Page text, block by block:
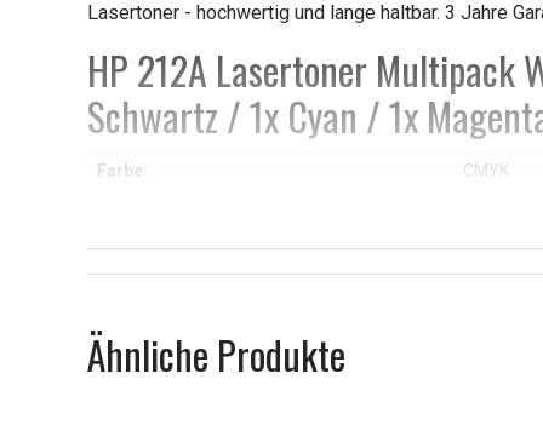
Lasertoner - hochwertig und lange haltbar. 3 Jahre
HP 212A Lasertoner Multipack
Schwartz / 1x Cyan / 1x
Farbe: CMYK
Ähnliche Produkte